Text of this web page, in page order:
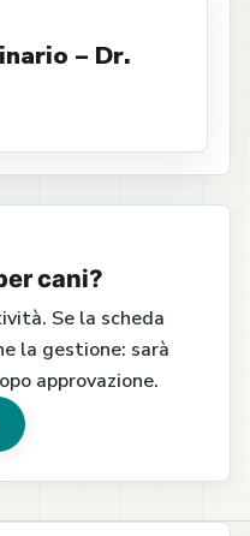
– Dr.
cani?
Se la scheda
la gestione: sarà
approvazione.